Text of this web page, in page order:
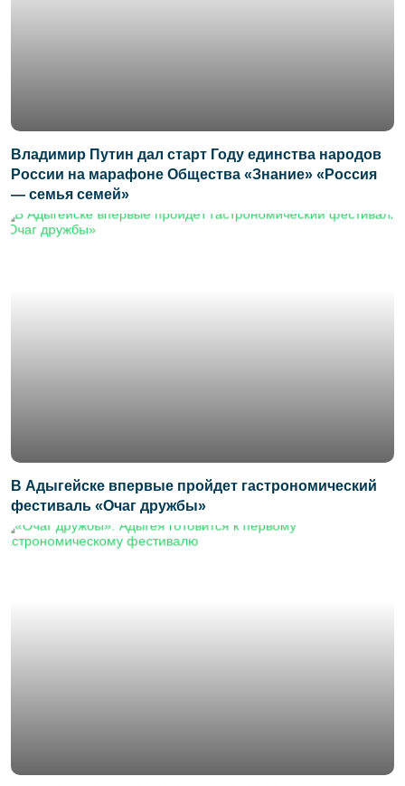
Владимир Путин дал старт Году единства народов
России на марафоне Общества «Знание» «Россия
— семья семей»
В Адыгейске впервые пройдет гастрономический
фестиваль «Очаг дружбы»